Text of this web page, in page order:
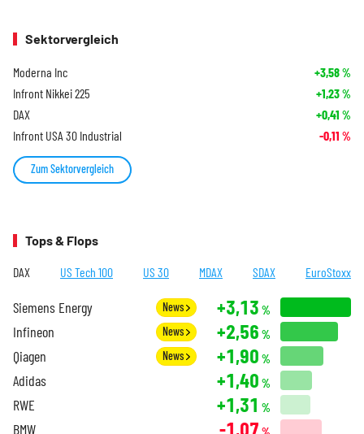
Sektorvergleich
Moderna Inc +3,58%
Infront Nikkei 225 +1,23%
DAX +0,41 %
Infront USA 30 Industrial -0,11 %
Zum Sektorvergleich
Tops & Flops
DAX US Tech 100 US 30 MDAX SDAX EuroStoxx
Siemens Energy News +3,13 %
Infineon News +2,56 %
Qiagen News +1,90 %
Adidas +1,40 %
RWE +1,31 %
BMW -1,07